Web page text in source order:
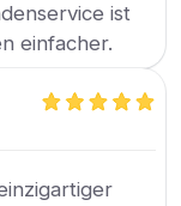
ist
einfacher.